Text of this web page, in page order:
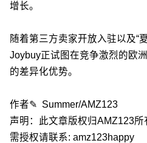
增长。
随着第三方卖家开放入驻以及“
Joybuy正试图在竞争激烈的欧
的差异化优势。
作者✎ Summer/AMZ123
声明：此文章版权归AMZ123
需授权请联系: amz123happy